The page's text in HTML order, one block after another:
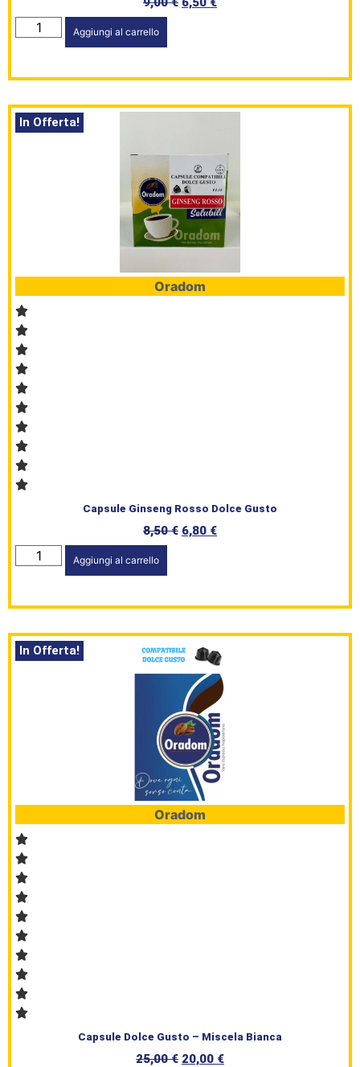
Aggiungi al carrello
In Offerta!
Oradom
Capsule Ginseng Rosso Dolce Gusto
8,50€ 6,80 €
Aggiungi al carrello
In Offerta!
Oradom
Capsule Dolce Gusto – Miscela Bianca
25,00€ 20,00 €